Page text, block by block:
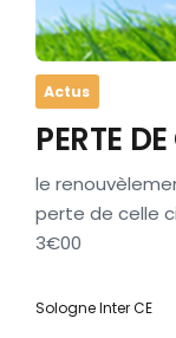
Actus
PERTE
le
perte de celle
3€00
Sologne Inter CE